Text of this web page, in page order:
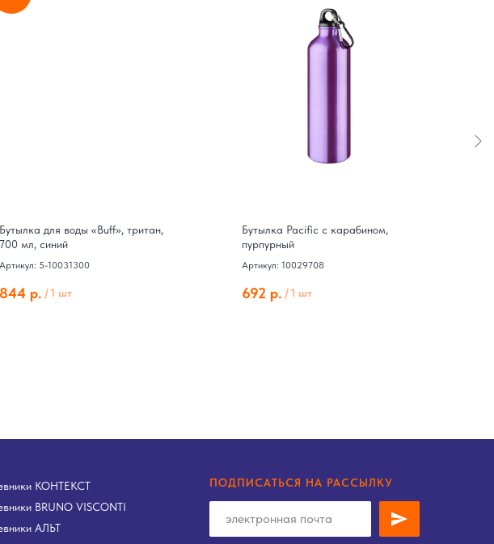
Бутылка для воды «Buff», тритан,
700 мл, синий
Артикул: 5-10031300
844 р. /1 шт
Бутылка Pacific с карабином,
пурпурный
Артикул: 10029708
692 р. /1 шт
КОНТЕКСТ
BRUNO VISCONTI
АЛЬТ
ПОДПИСАТЬСЯ НА РАССЫЛКУ